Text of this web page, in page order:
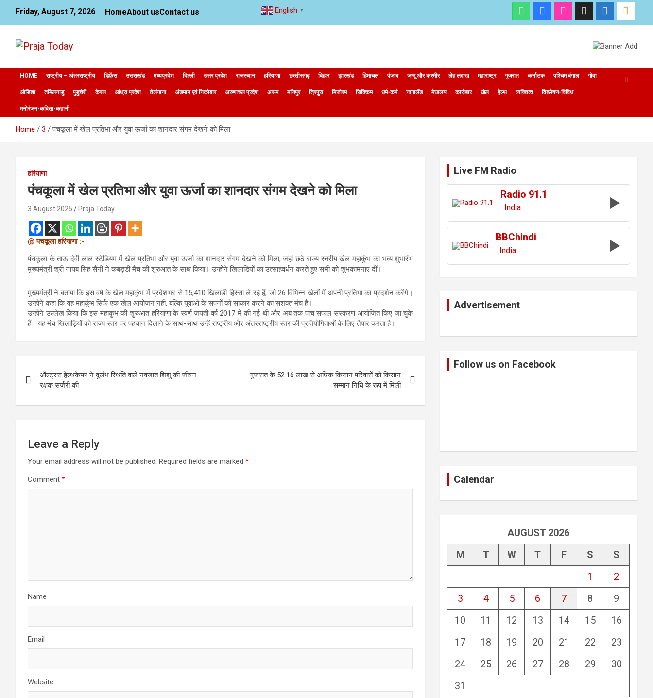
content
Friday, August 7, 2026 HomeAbout usContact us
Praja Today
HOME राष्ट्रीय – अंतरराष्ट्रीय डिफ़ेंस उत्तराखंड मध्यप्रदेश दिल्ली उत्तर प्रदेश राजस्थान हरियाणा छत्‍तीसगढ़ बिहार झारखंड हिमाचल पंजाब जम्मू और कश्मीर लेह लद्दाख महाराष्ट्र गुजरात कर्नाटक पश्चिम बंगाल गोवा
ओडिशा तमिलनाडु पुडुचेरी केरल आंध्रा प्रदेश तेलंगाना अंडमान एवं निकोबार अरुणाचल प्रदेश असम मणिपुर त्रिपुरा मिजोरम सिक्किम धर्म-कर्म नागालैंड मेघालय कारोबार खेल हेल्थ व्यक्तित्व विश्लेषण-विविध
मनोरंजन-कविता-कहानी
Home 3 पंचकूला में खेल प्रतिभा और युवा ऊर्जा का शानदार संगम देखने को मिला
हरियाणा
पंचकूला में खेल प्रतिभा और युवा ऊर्जा का शानदार संगम देखने को मिला
3 August 2025 Praja Today
@ पंचकूला हरियाणा :-
पंचकूला के ताऊ देवी लाल स्टेडियम में खेल प्रतिभा और युवा ऊर्जा का शानदार संगम देखने को मिला, जहां छठे राज्य स्तरीय खेल महाकुंभ का भव्य शुभारंभ
मुख्यमंत्री श्री नायब सिंह सैनी ने कबड्डी मैच की शुरुआत के साथ किया। उन्होंने खिलाड़ियों का उत्साहवर्धन करते हुए सभी को शुभकामनाएं दीं।
मुख्यमंत्री ने बताया कि इस वर्ष के खेल महाकुंभ में प्रदेशभर से 15,410 खिलाड़ी हिस्सा ले रहे हैं, जो 26 विभिन्न खेलों में अपनी प्रतिभा का प्रदर्शन करेंगे।
उन्होंने कहा कि यह महाकुंभ सिर्फ एक खेल आयोजन नहीं, बल्कि युवाओं के सपनों को साकार करने का सशक्त मंच है।
उन्होंने उल्लेख किया कि इस महाकुंभ की शुरुआत हरियाणा के स्वर्ण जयंती वर्ष 2017 में की गई थी और अब तक पांच सफल संस्करण आयोजित किए जा चुके
हैं। यह मंच खिलाड़ियों को राज्य स्तर पर पहचान दिलाने के साथ-साथ उन्हें राष्ट्रीय और अंतरराष्ट्रीय स्तर की प्रतियोगिताओं के लिए तैयार करता है।
navigation
ऑल्ट्रस हेल्थकेयर ने दुर्लभ स्थिति वाले नवजात शिशु की जीवन
रक्षक सर्जरी की
गुजरात के 52.16 लाख से अधिक किसान परिवारों को किसान
सम्मान निधि के रूप में मिली
Leave a Reply
Your email address will not be published. Required fields are marked *
Comment *
Name
Email
Website
Live FM Radio
Radio 91.1
India
BBChindi
India
Advertisement
Follow us on Facebook
Calendar
AUGUST 2026
M
T W T F S
S
1
2
3
4 5 6 7 8
9
10
11 12 13 14 15
16
17
18 19 20 21 22
23
24
25 26 27 28 29
30
31
English ▼